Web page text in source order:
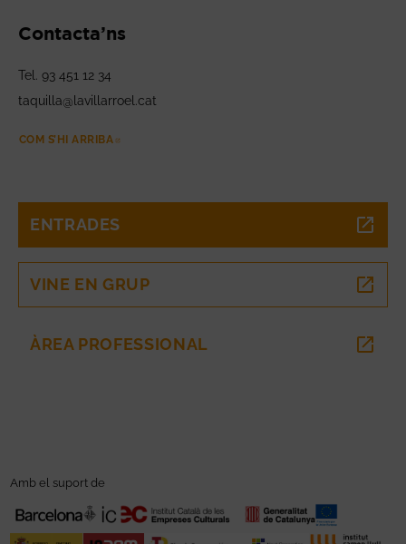
Contacta’ns
Tel. 93 451 12 34
taquilla@lavillarroel.cat
COM S’HI ARRIBA
ENTRADES
VINE EN GRUP
ÀREA PROFESSIONAL ABRE EN NUEVA VENTANA
Amb el suport de